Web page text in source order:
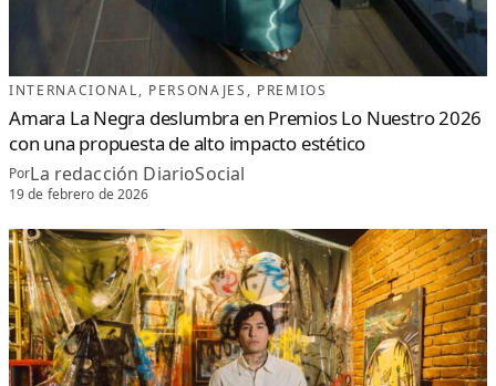
INTERNACIONAL, PERSONAJES , PREMIOS
Amara La Negra deslumbra en Premios Lo Nuestro 2026
con una propuesta de alto impacto estético
PorLa redacción DiarioSocial
19 de febrero de 2026